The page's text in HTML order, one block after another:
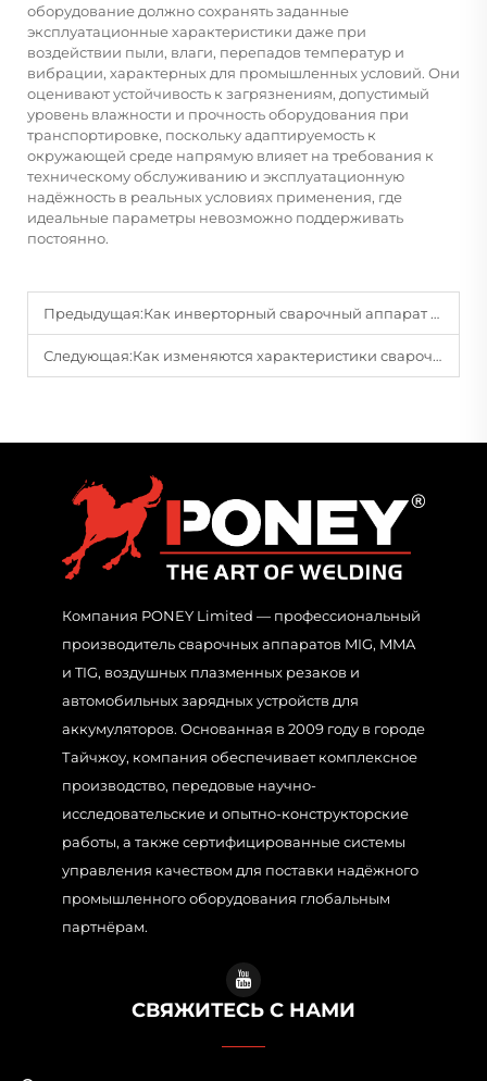
оборудование должно сохранять заданные
эксплуатационные характеристики даже при
воздействии пыли, влаги, перепадов температур и
вибрации, характерных для промышленных условий. Они
оценивают устойчивость к загрязнениям, допустимый
уровень влажности и прочность оборудования при
транспортировке, поскольку адаптируемость к
окружающей среде напрямую влияет на требования к
техническому обслуживанию и эксплуатационную
надёжность в реальных условиях применения, где
идеальные параметры невозможно поддерживать
постоянно.
Предыдущая:Как инверторный сварочный аппарат влияет на энергоэффективность при непрерывных сварочных работах?
Следующая:Как изменяются характеристики сварочного аппарата при переходе от ремонтных работ к изготовлению изделий?
Компания PONEY Limited — профессиональный
производитель сварочных аппаратов MIG, MMA
и TIG, воздушных плазменных резаков и
автомобильных зарядных устройств для
аккумуляторов. Основанная в 2009 году в городе
Тайчжоу, компания обеспечивает комплексное
производство, передовые научно-
исследовательские и опытно-конструкторские
работы, а также сертифицированные системы
управления качеством для поставки надёжного
промышленного оборудования глобальным
партнёрам.
СВЯЖИТЕСЬ С НАМИ